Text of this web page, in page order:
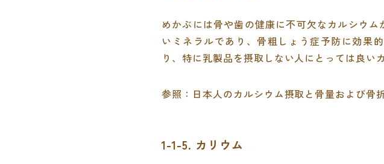
めかぶには骨や歯の健康に不可欠なカルシウ
いミネラルであり、骨粗しょう症予防に効果
り、特に乳製品を摂取しない人にとっては良い
参照： 日本人のカルシウム摂取と骨量および
1-1-5. カリウム